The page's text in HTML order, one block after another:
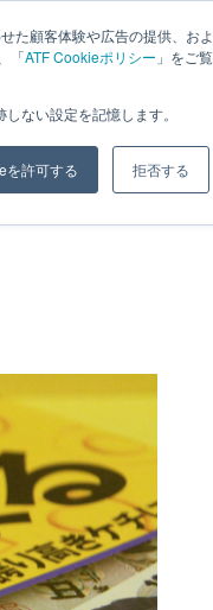
顧客体験や広告の提供、およ
「ATF Cookieポリシー 」をご覧
ない設定を記憶します。
を許可する 拒否する
ブログ 会